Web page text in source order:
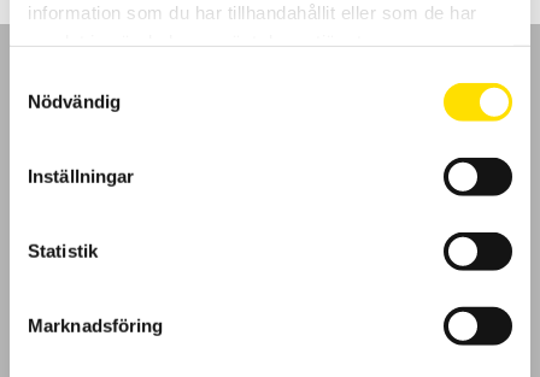
information som du har tillhandahållit eller som de har
Nödvändig
Inställningar
Statistik
Marknadsföring